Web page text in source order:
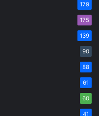
179
175
139
90
88
61
60
41